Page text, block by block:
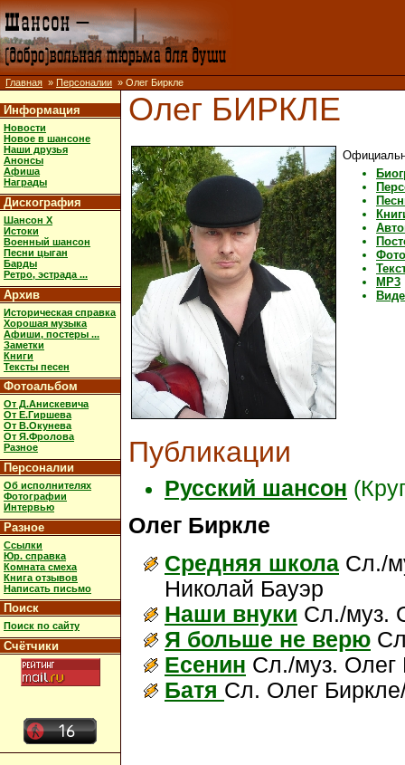
Главная » Персоналии » Олег Биркле
Информация
Новости
Новое в шансоне
Наши друзья
Анонсы
Афиша
Награды
Дискография
Шансон X
Истоки
Военный шансон
Песни цыган
Барды
Ретро, эстрада ...
Архив
Историческая справка
Хорошая музыка
Афиши, постеры ...
Заметки
Книги
Тексты песен
Фотоальбом
От Д.Анискевича
От Е.Гиршева
От В.Окунева
От Я.Фролова
Разное
Персоналии
Об исполнителях
Фотографии
Интервью
Разное
Ссылки
Юр. справка
Комната смеха
Книга отзывов
Написать письмо
Поиск
Поиск по сайту
Счётчики
Олег БИРКЛЕ
MP3
Публикации
Русский шансон
Олег Биркле
Средняя школа Сл./
Николай Бауэр
Наши внуки Сл./муз.
Я больше не верю
Есенин Сл./муз. Олег
Батя Сл. Олег